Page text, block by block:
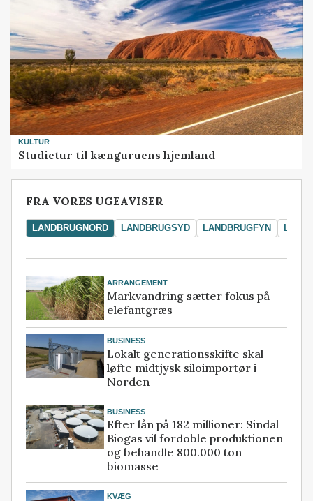
KULTUR
Studietur til kænguruens hjemland
FRA VORES UGEAVISER
LANDBRUGNORD LANDBRUGSYD LANDBRUGFYN
ARRANGEMENT
Markvandring sætter fokus på
elefantgræs
BUSINESS
Lokalt generationsskifte skal
løfte midtjysk siloimportør i
Norden
BUSINESS
Efter lån på 182 millioner: Sindal
Biogas vil fordoble produktionen
og behandle 800.000 ton
biomasse
KVÆG